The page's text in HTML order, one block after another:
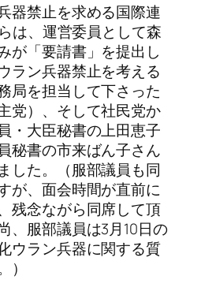
器禁止を求める国際連
は、運営委員として森
が「要請書」を提出し
ラン兵器禁止を考える
局を担当して下さった
党）、そして社民党か
・大臣秘書の上田恵子
秘書の市来ばん子さん
した。（服部議員も同
が、面会時間が直前に
残念ながら同席して頂
、服部議員は3月10日の
ウラン兵器に関する質